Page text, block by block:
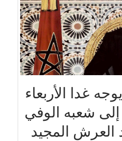
غدا الأربعاء
إلى شعبه الوفي
العرش المجيد